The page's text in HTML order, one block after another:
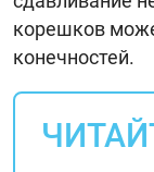
корешков
конечностей.